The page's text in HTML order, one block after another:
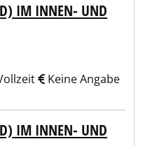
IM INNEN- UND
Keine Angabe
IM INNEN- UND